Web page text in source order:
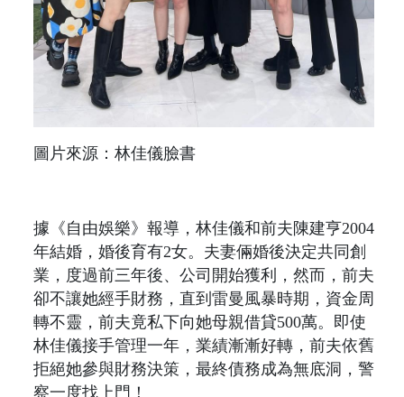
圖片來源：林佳儀臉書
據《自由娛樂》報導，林佳儀和前夫陳建亨2004
年結婚，婚後育有2女。夫妻倆婚後決定共同創
業，度過前三年後、公司開始獲利，然而，前夫
卻不讓她經手財務，直到雷曼風暴時期，資金周
轉不靈，前夫竟私下向她母親借貸500萬。即使
林佳儀接手管理一年，業績漸漸好轉，前夫依舊
拒絕她參與財務決策，最終債務成為無底洞，警
察一度找上門！